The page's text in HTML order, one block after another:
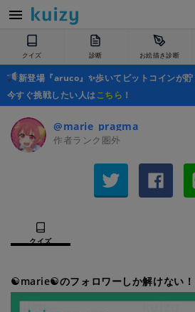
クイズ 診断 お絵描き診断
新登場『aruco』✨歩いてビットコインが貯
今すぐ挑戦したい人はこちら ！
@marie_pragma
作者ランク圏外
クイズ
☯marie☯のフォロワーしか解けない